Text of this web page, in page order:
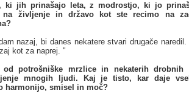
ki jih prinašajo leta, z modrostjo, ki jo
na življenje in državo kot ste recimo na
nazaj, bi danes nekatere stvari drugače
kot za naprej. "
potrošniške mrzlice in nekaterih drobnih
mnogih ljudi. Kaj je tisto, kar daje
harmonijo, smisel in moč?